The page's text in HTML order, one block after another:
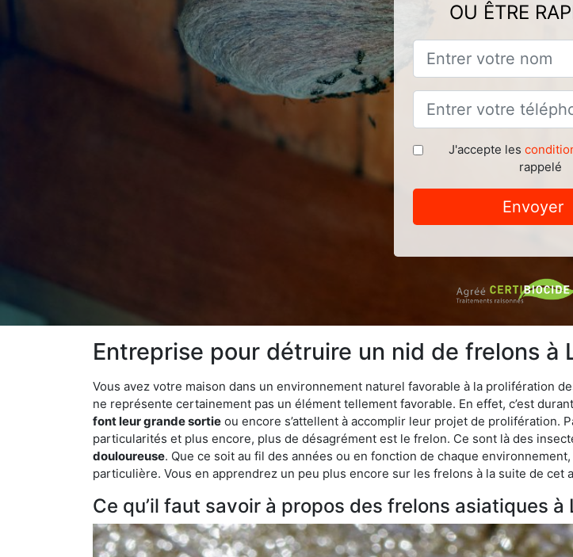
OU ÊTRE
J'accepte les
rappelé
Envoyer
Entreprise pour détruire un nid de frelons à
Vous avez votre maison dans un environnement naturel favorable à la prolifération
ne représente certainement pas un élément tellement favorable. En effet, c’est
font leur grande sortie ou encore s’attellent à accomplir leur projet de prolifération.
particularités et plus encore, plus de désagrément est le frelon. Ce sont là des
douloureuse. Que ce soit au fil des années ou en fonction de chaque
particulière. Vous en apprendrez un peu plus encore sur les frelons à la suite de cet
Ce qu’il faut savoir à propos des frelons asiatiques à